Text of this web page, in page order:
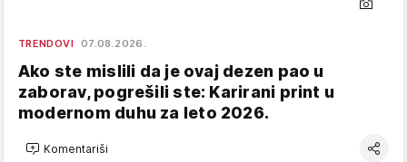
TRENDOVI 07.08.2026.
Ako ste mislili da je ovaj dezen pao u
zaborav, pogrešili ste: Karirani print u
modernom duhu za leto 2026.
Komentariši